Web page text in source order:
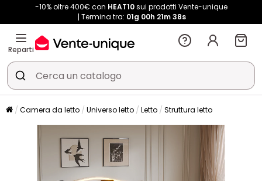
-10% oltre 400€ con HEAT10sui prodotti Vente-unique
Termina tra: 01g 00h 21m38s
Reparti
Camera da letto Universo letto Letto Struttura letto